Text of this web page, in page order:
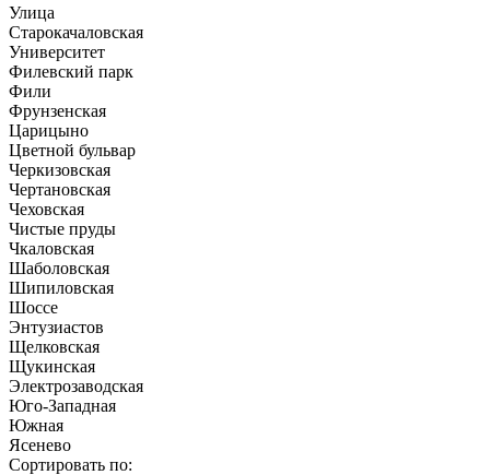
Улица
Старокачаловская
Университет
Филевский парк
Фили
Фрунзенская
Царицыно
Цветной бульвар
Черкизовская
Чертановская
Чеховская
Чистые пруды
Чкаловская
Шаболовская
Шипиловская
Шоссе
Энтузиастов
Щелковская
Щукинская
Электрозаводская
Юго-Западная
Южная
Ясенево
Сортировать по: